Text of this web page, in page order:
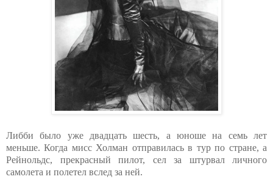
Либби было уже двадцать шесть, а юноше на семь лет
меньше. Когда мисс Холман отправилась в тур по стране, а
Рейнольдс, прекрасный пилот, сел за штурвал личного
самолета и полетел вслед за ней.